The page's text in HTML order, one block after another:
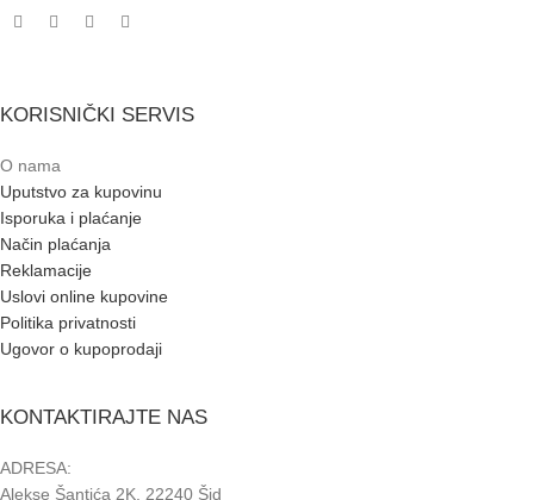
KORISNIČKI SERVIS
O nama
Uputstvo za kupovinu
Isporuka i plaćanje
Način plaćanja
Reklamacije
Uslovi online kupovine
Politika privatnosti
Ugovor o kupoprodaji
KONTAKTIRAJTE NAS
ADRESA:
Alekse Šantića 2K, 22240 Šid